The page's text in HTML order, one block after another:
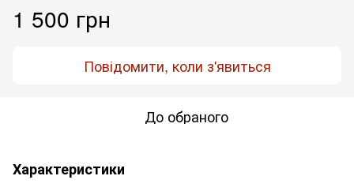
1 500 грн
Повідомити, коли з'явиться
До обраного
Характеристики